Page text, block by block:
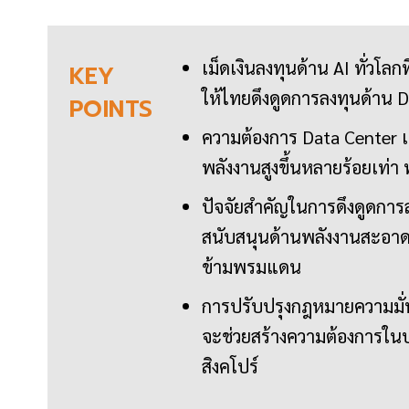
KEY
POINTS
เม็ดเงินลงทุนด้าน AI ทั่วโล
ให้ไทยดึงดูดการลงทุนด้าน
ความต้องการ Data Center
พลังงานสูงขึ้นหลายร้อยเท่า
ปัจจัยสำคัญในการดึงดูดกา
สนับสนุนด้านพลังงานสะอา
ข้ามพรมแดน
การปรับปรุงกฎหมายความ
จะช่วยสร้างความต้องการ
สิงคโปร์